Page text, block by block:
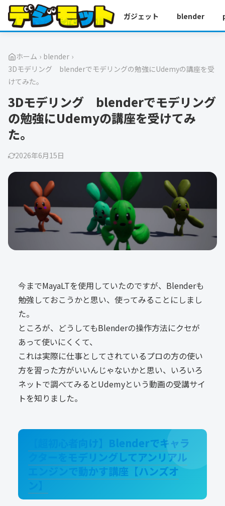
ガジェット blender
ホーム › blender ›
3Dモデリング blenderでモデリングの勉強にUdemyの講座を受
けてみた。
3Dモデリング blenderでモデリング
の勉強にUdemyの講座を受けてみ
た。
2026年6月15日
今までMayaLTを使用していたのですが、Blenderも
勉強しておこうかと思い、使ってみることにしまし
た。
ところが、どうしてもBlenderの操作方法にクセが
あって使いにくくて、
これは実際に仕事としてされているプロの方の使い
方を習った方がいいんじゃないかと思い、いろいろ
ネットで調べてみるとUdemyという動画の受講サイ
トを知りました。
【超初心者向け】Blenderでキャラ
クターをモデリングしてアンリアル
エンジンで動かす講座【ハンズオ